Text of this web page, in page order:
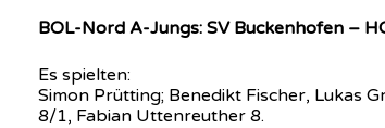
BOL-Nord A-Jungs: SV Buckenhofen –
Es spielten:
Simon Prütting; Benedikt Fischer, Lukas
8/1, Fabian Uttenreuther 8.